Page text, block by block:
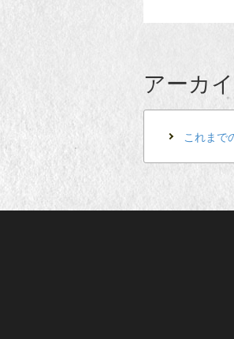
アーカ
これまで